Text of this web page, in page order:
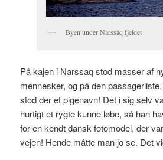
Byen under Narssaq fjeldet
På kajen i Narssaq stod masser af
mennesker, og på den
stod der et pigenavn! Det i sig selv
hurtigt et rygte kunne løbe, så han
for en kendt dansk fotomodel, der
vejen! Hende måtte man jo se. Det